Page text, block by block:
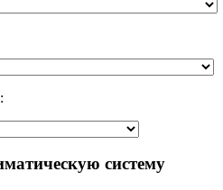
систему